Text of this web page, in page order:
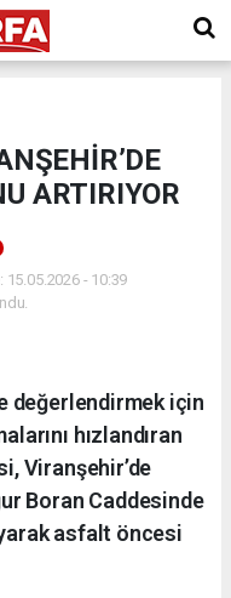
ARTIRIYOR
15.05.2026 - 10:39
değerlendirmek için
hızlandıran
Viranşehir’de
Boran Caddesinde
asfalt öncesi